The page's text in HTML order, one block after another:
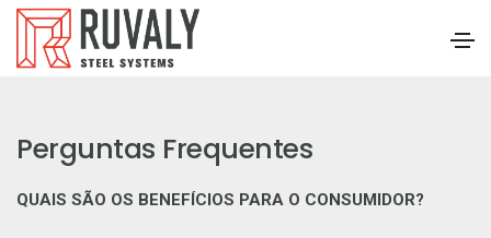
Perguntas Frequentes
QUAIS SÃO OS BENEFÍCIOS PARA O CONSUMIDOR?